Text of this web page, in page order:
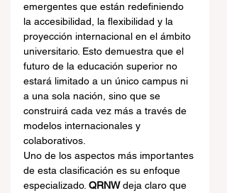
emergentes que están redefiniendo
la accesibilidad, la flexibilidad y la
proyección internacional en el ámbito
universitario. Esto demuestra que el
futuro de la educación superior no
estará limitado a un único campus ni
a una sola nación, sino que se
construirá cada vez más a través de
modelos internacionales y
colaborativos.
Uno de los aspectos más importantes
de esta clasificación es su enfoque
especializado. QRNW deja claro que